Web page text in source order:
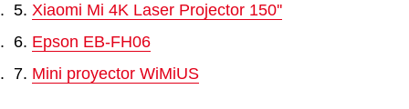
Xiaomi Mi 4K Laser Projector 150''
Epson EB-FH06
Mini proyector WiMiUS